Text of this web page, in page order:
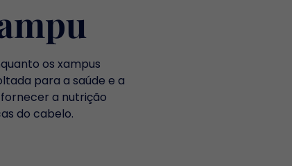
os xampus
para a saúde e a
a nutrição
do cabelo.